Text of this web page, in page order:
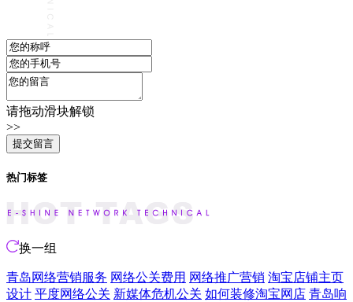
请拖动滑块解锁
>>
热门标签
换一组
青岛网络营销服务 网络公关费用 网络推广营销 淘宝店铺主页
设计 平度网络公关 新媒体危机公关 如何装修淘宝网店 青岛响